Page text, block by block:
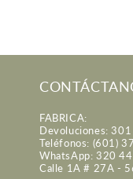
FABRICA:
Devoluciones:
Teléfonos: (601)
WhatsApp: 320
Calle 1A # 27A -